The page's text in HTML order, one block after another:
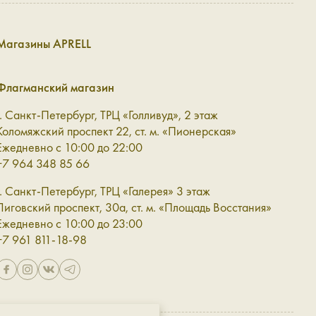
вам нужно выбрать что-то одно. А если нет — то к
образах. А длинный ремешок даёт ему ещё один
образа.
в гардероб.
выбрать модель в разных фактурах — из натуральной
APRELL
магазин
Санкт-Петербург, ТРЦ «Голливуд», 2 этаж
проспект 22, ст. м. «Пионерская»
с 10:00 до 22:00
964 348 85 66
Санкт-Петербург, ТРЦ «Галерея» 3 этаж
проспект, 30а, ст. м. «Площадь Восстания»
с 10:00 до 23:00
961 811-18-98